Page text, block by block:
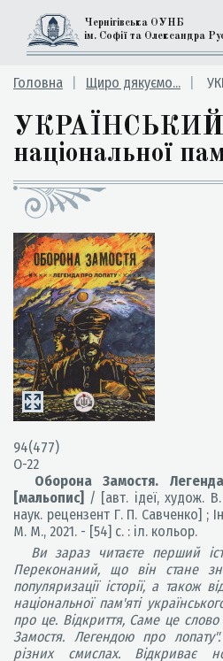
Чернігівська ОУНБ
ім. Софії та Олександра
Головна Щиро дякуємо...
УКРАЇНСЬКИЙ
національної
94(477)
О-22
Оборона Замостя.
[мальопис] / [авт. ідеї, худож.
наук. рецензент Г. П. Савченко] ;
М. М., 2021. - [54] с. : іл. кольор.
Ви зараз читаєте перший
Переконаний, що він стане
популяризації історії, а також
національної пам'яті
про це. Відкриття, Саме це
Замостя. Легендою про
різних смислах.